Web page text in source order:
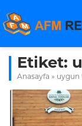
Etiket:
Anasayfa » uygun